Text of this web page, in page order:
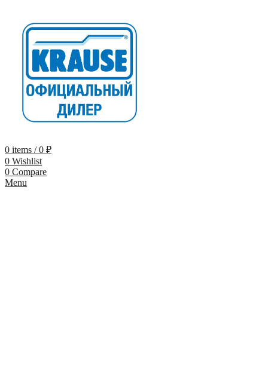
0 items / 0 ₽
0 Wishlist
0 Compare
Menu